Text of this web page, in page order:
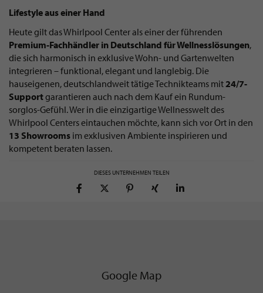
Lifestyle aus einer Hand
Heute gilt das Whirlpool Center als einer der führenden
Premium-Fachhändler in Deutschland für Wellnesslösungen,
die sich harmonisch in exklusive Wohn- und Gartenwelten
integrieren – funktional, elegant und langlebig. Die
hauseigenen, deutschlandweit tätige Technikteams mit 24/7-
Supportgarantieren auch nach dem Kauf ein Rundum-
sorglos-Gefühl. Wer in die einzigartige Wellnesswelt des
Whirlpool Centers eintauchen möchte, kann sich vor Ort in den
13 Showrooms im exklusiven Ambiente inspirieren und
kompetent beraten lassen.
DIESES UNTERNEHMEN TEILEN
Google Map